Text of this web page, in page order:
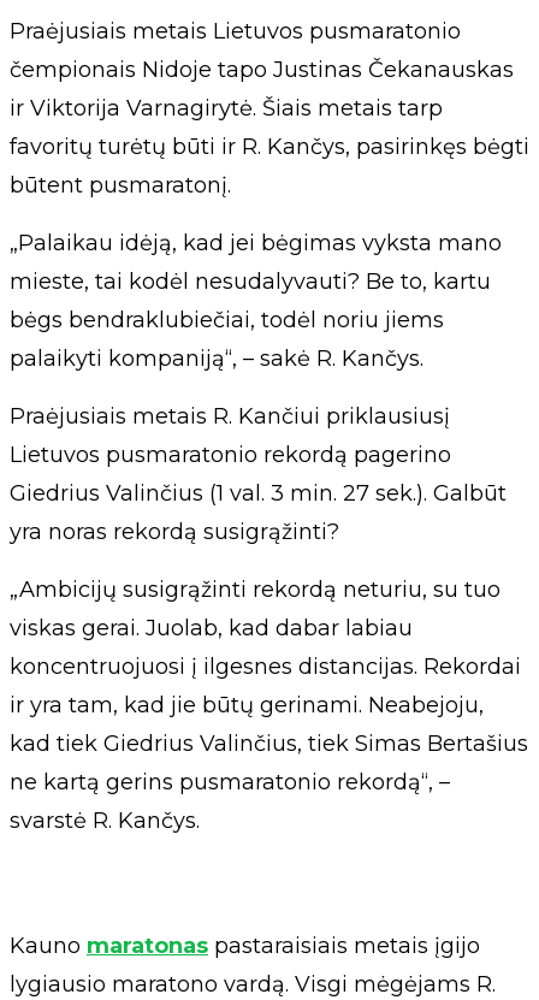
Praėjusiais metais Lietuvos pusmaratonio
čempionais Nidoje tapo Justinas Čekanauskas
ir Viktorija Varnagirytė. Šiais metais tarp
favoritų turėtų būti ir R. Kančys, pasirinkęs bėgti
būtent pusmaratonį.
„Palaikau idėją, kad jei bėgimas vyksta mano
mieste, tai kodėl nesudalyvauti? Be to, kartu
bėgs bendraklubiečiai, todėl noriu jiems
palaikyti kompaniją“, – sakė R. Kančys.
Praėjusiais metais R. Kančiui priklausiusį
Lietuvos pusmaratonio rekordą pagerino
Giedrius Valinčius (1 val. 3 min. 27 sek.). Galbūt
yra noras rekordą susigrąžinti?
„Ambicijų susigrąžinti rekordą neturiu, su tuo
viskas gerai. Juolab, kad dabar labiau
koncentruojuosi į ilgesnes distancijas. Rekordai
ir yra tam, kad jie būtų gerinami. Neabejoju,
kad tiek Giedrius Valinčius, tiek Simas Bertašius
ne kartą gerins pusmaratonio rekordą“, –
svarstė R. Kančys.
Kauno maratonas pastaraisiais metais įgijo
lygiausio maratono vardą. Visgi mėgėjams R.